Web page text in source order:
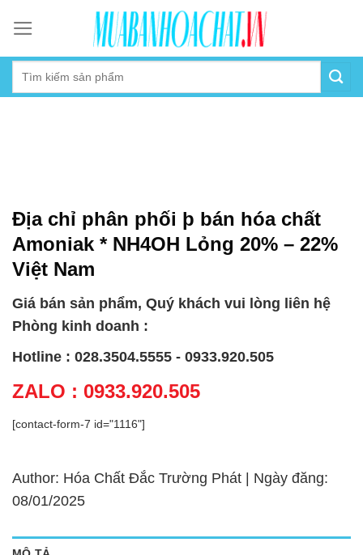
content
Địa chỉ phân phối þ bán hóa chất
Amoniak * NH4OH Lỏng 20% – 22%
Việt Nam
Giá bán sản phẩm, Quý khách vui lòng liên hệ
Phòng kinh doanh :
Hotline : 028.3504.5555 - 0933.920.505
ZALO : 0933.920.505
[contact-form-7 id="1116"]
Author: Hóa Chất Đắc Trường Phát | Ngày đăng:
08/01/2025